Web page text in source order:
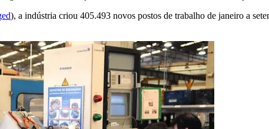
), a indústria criou 405.493 novos postos de trabalho de janeiro a